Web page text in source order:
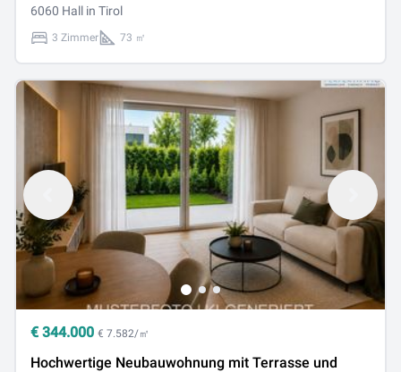
6060 Hall in Tirol
3 Zimmer 73 ㎡
€ 344.000 € 7.582/㎡
Hochwertige Neubauwohnung mit Terrasse und